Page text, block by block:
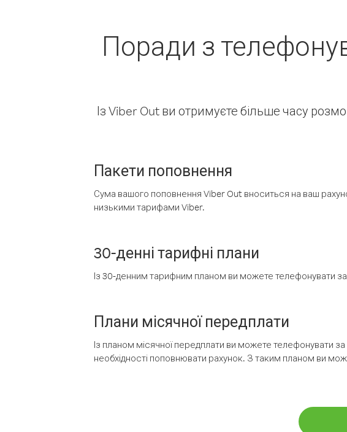
Поради з
Із Viber Out ви отримуєте більше часу
Пакети поповнення
Сума вашого поповнення Viber Out вноситься на ваш
низькими тарифами Viber.
30-денні тарифні плани
Із 30-денним тарифним планом ви можете телефонувати
Плани місячної передплати
Із планом місячної передплати ви можете телефонувати
необхідності поповнювати рахунок. З таким планом ви